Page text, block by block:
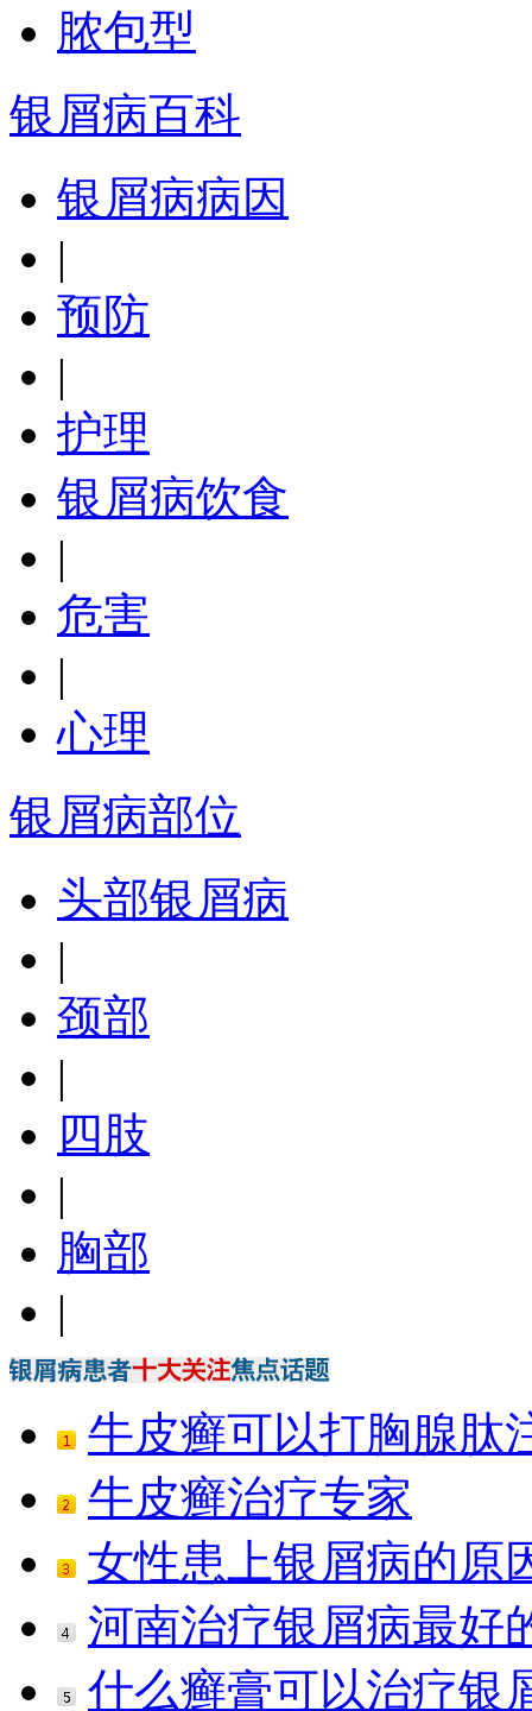
脓包型
银屑病百科
银屑病病因
|
预防
|
护理
银屑病饮食
|
危害
|
心理
银屑病部位
头部银屑病
|
颈部
|
四肢
|
胸部
|
牛皮癣可以打胸腺肽
牛皮癣治疗专家
女性患上银屑病的原
河南治疗银屑病最好
什么癣膏可以治疗银